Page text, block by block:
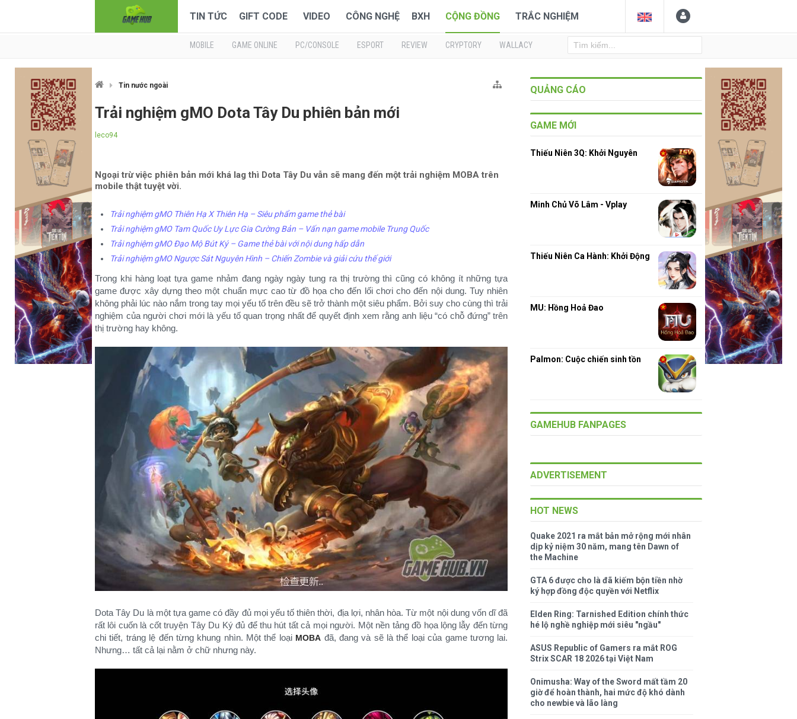
TIN TỨC GIFT CODE VIDEO CÔNG NGHỆ BXH CỘNG ĐỒNG TRẮC NGHIỆM
MOBILE GAME ONLINE PC/CONSOLE ESPORT REVIEW CRYPTORY WALLACY
Tin nước ngoài
Trải nghiệm gMO Dota Tây Du phiên bản mới
leco94
Ngoại trừ việc phiên bản mới khá lag thì Dota Tây Du vẫn sẽ mang đến một trải nghiệm MOBA trên
mobile thật tuyệt vời.
Trải nghiệm gMO Thiên Hạ X Thiên Hạ – Siêu phẩm game thẻ bài
Trải nghiệm gMO Tam Quốc Uy Lực Gia Cường Bản – Vấn nạn game mobile Trung Quốc
Trải nghiệm gMO Đạo Mộ Bút Ký – Game thẻ bài với nội dung hấp dẫn
Trải nghiệm gMO Ngược Sát Nguyên Hình – Chiến Zombie và giải cứu thế giới
Trong khi hàng loạt tựa game nhảm đang ngày ngày tung ra thị trường thì cũng có không ít những tựa
game được xây dựng theo một chuẩn mực cao từ đồ họa cho đến lối chơi cho đến nội dung. Tuy nhiên
không phải lúc nào nắm trong tay mọi yếu tố trên đều sẽ trở thành một siêu phẩm. Bởi suy cho cùng thì trải
nghiệm của người chơi mới là yếu tố quan trọng nhất để quyết định xem rằng anh liệu “có chỗ đứng” trên
thị trường hay không.
Dota Tây Du là một tựa game có đầy đủ mọi yếu tố thiên thời, địa lợi, nhân hòa. Từ một nội dung vốn dĩ đã
rất lôi cuốn là cốt truyện Tây Du Ký đủ để thu hút tất cả mọi người. Một nền tảng đồ họa lộng lẫy đến từng
chi tiết, tráng lệ đến từng khung nhìn. Một thể loại MOBA đã, đang và sẽ là thể loại của game tương lai.
Nhưng… tất cả lại nằm ở chữ nhưng này.
QUẢNG CÁO
GAME MỚI
Thiếu Niên 3Q: Khởi Nguyên
Minh Chủ Võ Lâm - Vplay
Thiếu Niên Ca Hành: Khởi Động
MU: Hồng Hoả Đao
Palmon: Cuộc chiến sinh tồn
GAMEHUB FANPAGES
ADVERTISEMENT
HOT NEWS
Quake 2021 ra mắt bản mở rộng mới nhân
dịp kỷ niệm 30 năm, mang tên Dawn of
the Machine
GTA 6 được cho là đã kiếm bộn tiền nhờ
ký hợp đồng độc quyền với Netflix
Elden Ring: Tarnished Edition chính thức
hé lộ nghề nghiệp mới siêu "ngầu"
ASUS Republic of Gamers ra mắt ROG
Strix SCAR 18 2026 tại Việt Nam
Onimusha: Way of the Sword mất tầm 20
giờ để hoàn thành, hai mức độ khó dành
cho newbie và lão làng